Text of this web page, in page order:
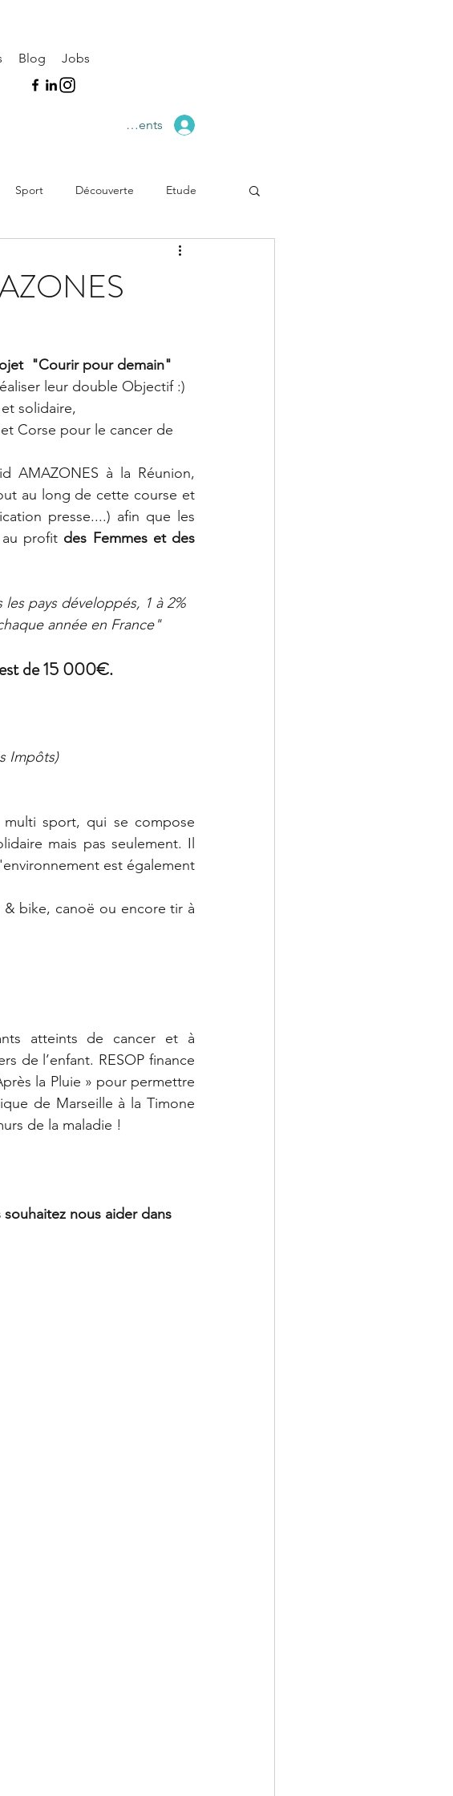
Blog Jobs
Espace Clients
Sport Découverte Etude
"Courir pour demain"
leur double Objectif :)
solidaire,
Corse pour le cancer de
AMAZONES à la Réunion,
au long de cette course et
presse....) afin que les
au profit des Femmes et des
pays développés, 1 à 2%
année en France"
de 15 000€.
Impôts)
multi sport, qui se compose
mais pas seulement. Il
est également
bike, canoë ou encore tir à
atteints de cancer et à
de l’enfant. RESOP finance
la Pluie » pour permettre
de Marseille à la Timone
de la maladie !
nous aider dans